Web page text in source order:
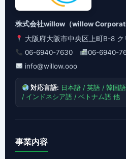
株式会社willow（willow
大阪府大阪市中央区上町B-8
06-6940-7630
06-6940-
info@willow.ooo
対応言語: 日本語 / 英語 / 韓国
/ インドネシア語 / ベトナム語 他
事業内容